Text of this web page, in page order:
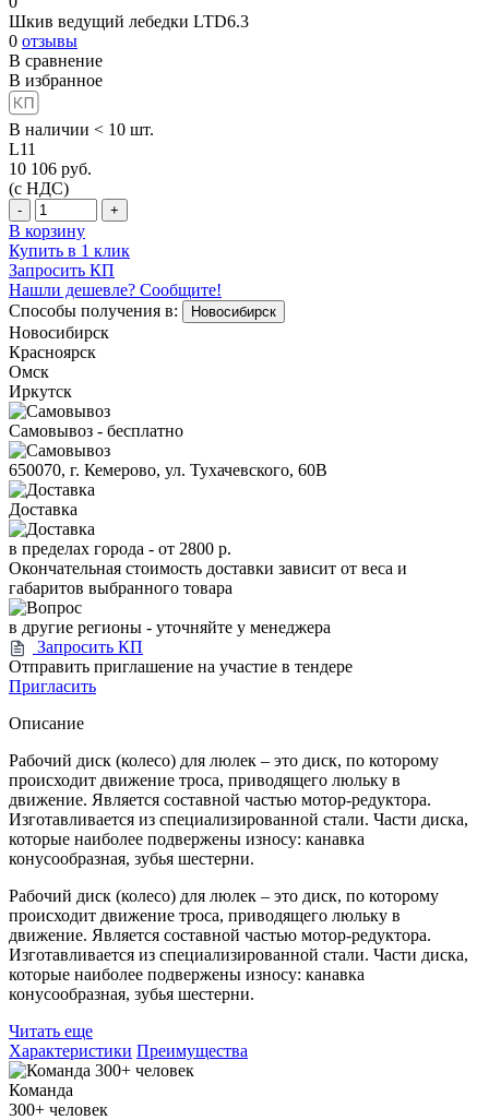
Шкив ведущий лебедки LTD6.3
0 отзывы
В сравнение
В избранное
В наличии < 10 шт.
L11
10 106 руб.
(с НДС)
- +
В корзину
Купить в 1 клик
Запросить КП
Нашли дешевле? Сообщите!
Способы получения в:
Новосибирск
Новосибирск
Красноярск
Омск
Иркутск
Самовывоз - бесплатно
650070, г. Кемерово, ул. Тухачевского, 60В
Доставка
в пределах города - от 2800 р.
Окончательная стоимость доставки зависит от веса и
габаритов выбранного товара
в другие регионы - уточняйте у менеджера
Запросить КП
Отправить приглашение на участие в тендере
Пригласить
Описание
Рабочий диск (колесо) для люлек – это диск, по которому
происходит движение троса, приводящего люльку в
движение. Является составной частью мотор-редуктора.
Изготавливается из специализированной стали. Части диска,
которые наиболее подвержены износу: канавка
конусообразная, зубья шестерни.
Рабочий диск (колесо) для люлек – это диск, по которому
происходит движение троса, приводящего люльку в
движение. Является составной частью мотор-редуктора.
Изготавливается из специализированной стали. Части диска,
которые наиболее подвержены износу: канавка
конусообразная, зубья шестерни.
Читать еще
Характеристики Преимущества
Команда
300+ человек